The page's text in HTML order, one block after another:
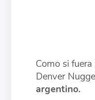
Como si
Denver
argentino.